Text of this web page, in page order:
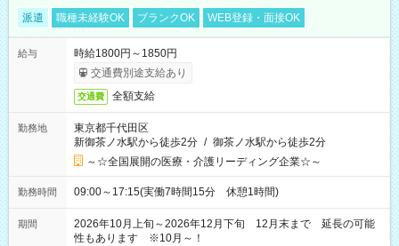
派遣 職種未経験OK ブランクOK WEB登録・面接OK
給与
時給1800円～1850円
交通費別途支給あり
交通費 全額支給
勤務地
東京都千代田区
新御茶ノ水駅から徒歩2分 / 御茶ノ水駅から徒歩2分
～☆全国展開の医療・介護リーディング企業☆～
勤務時間 09:00～17:15(実働7時間15分 休憩1時間)
期間
2026年10月上旬～2026年12月下旬 12月末まで 延長の可能
性もあります ※10月～！